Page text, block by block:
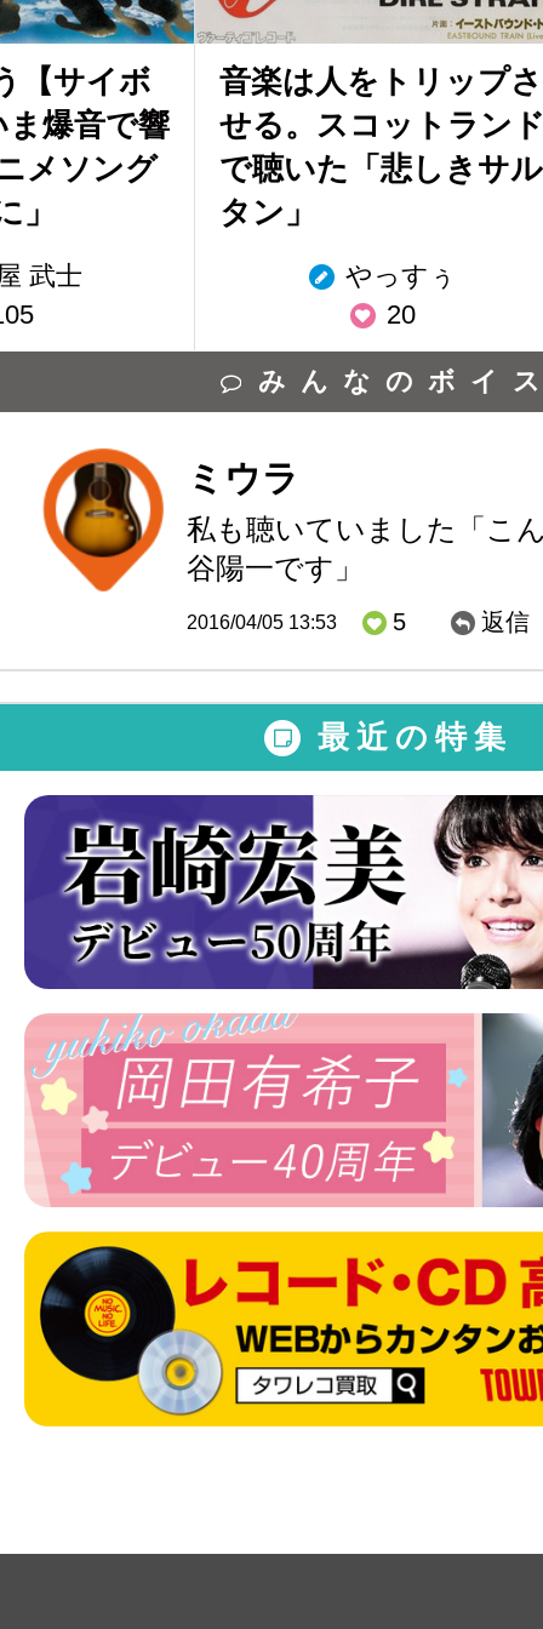
【サイボ
ま爆音で響
メソング
」
武士
音楽は人をトリップさ
せる。スコットラン
で聴いた「悲しきサル
タン」
やっすぅ
20
みんなのボイ
ミウラ
私も聴いていました「こ
谷陽一です」
2016/04/05 13:53 5 返信
最近の特集